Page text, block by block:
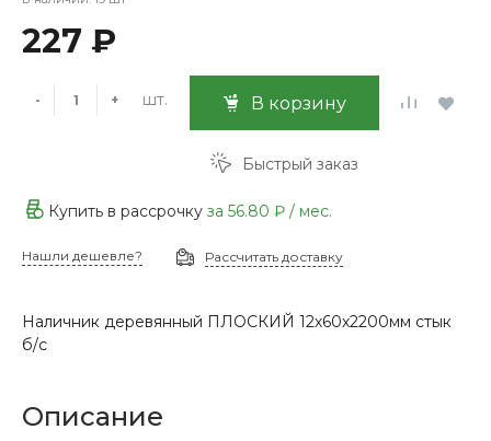
227 ₽
- + шт. В корзину
Быстрый заказ
Купить в рассрочку за 56.80 ₽ / мес.
Нашли дешевле? Рассчитать доставку
Наличник деревянный ПЛОСКИЙ 12х60х2200мм стык
б/с
Описание